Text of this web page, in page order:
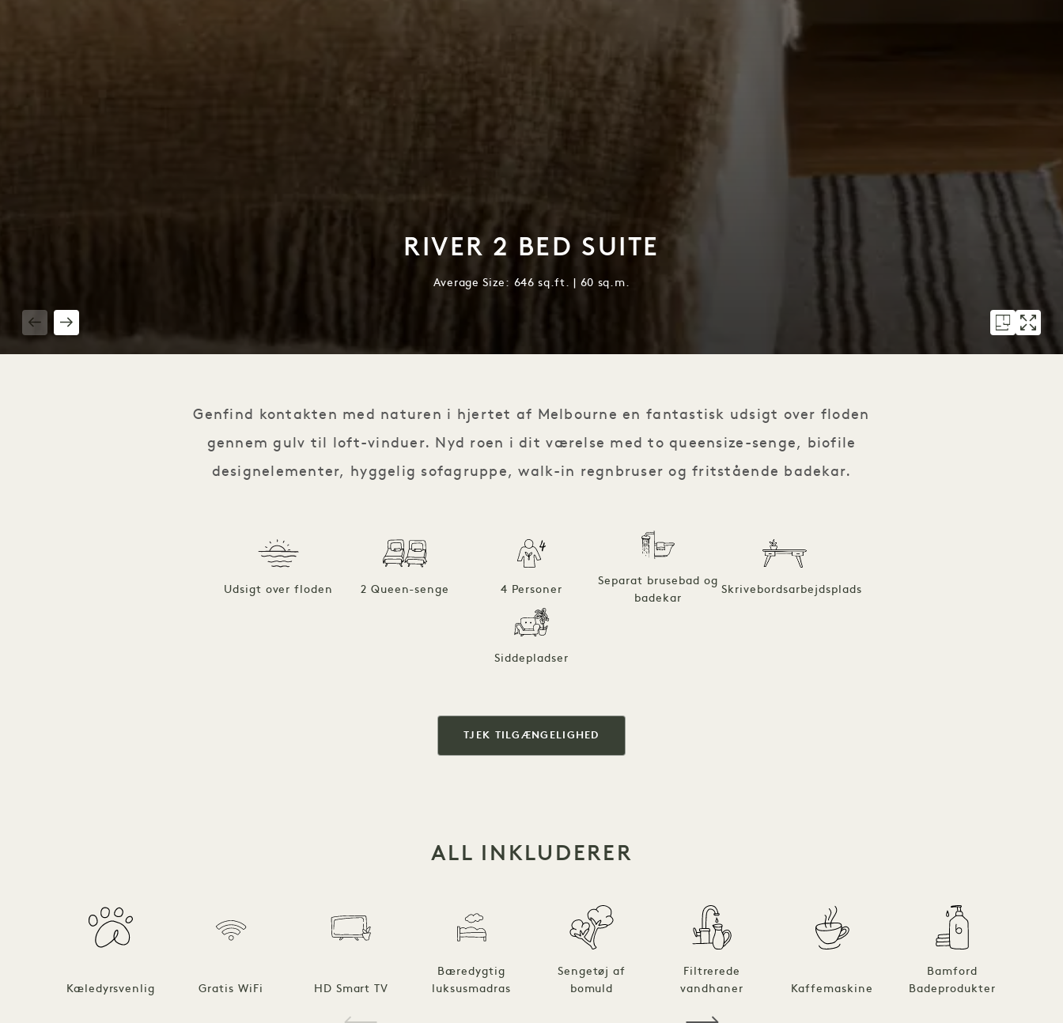
RIVER 2 BED SUITE
Average Size: 646 sq.ft. | 60 sq.m.
Genfind kontakten med naturen i hjertet af Melbourne en fantastisk udsigt over floden
gennem gulv til loft-vinduer. Nyd roen i dit værelse med to queensize-senge, biofile
designelementer, hyggelig sofagruppe, walk-in regnbruser og fritstående badekar.
Udsigt over floden 2 Queen-senge 4 Personer
Separat brusebad og
badekar
Skrivebordsarbejdsplads
Siddepladser
TJEK TILGÆNGELIGHED
ALL INKLUDERER
Kæledyrsvenlig Gratis WiFi HD Smart TV
Bæredygtig
luksusmadras
Sengetøj af
bomuld
Filtrerede
vandhaner
Kaffemaskine
Bamford
Badeprodukter